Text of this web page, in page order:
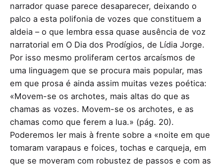
narrador quase parece desaparecer, deixando o
palco a esta polifonia de vozes que constituem a
aldeia – o que lembra essa quase ausência de voz
narratorial em O Dia dos Prodígios, de Lídia Jorge.
Por isso mesmo proliferam certos arcaísmos de
uma linguagem que se procura mais popular, mas
em que prosa é ainda assim muitas vezes poética:
«Movem-se os archotes, mais altas do que as
chamas as vozes. Movem-se os archotes, e as
chamas como que ferem a lua.» (pág. 20).
Poderemos ler mais à frente sobre a «noite em que
tomaram varapaus e foices, tochas e carqueja, em
que se moveram com robustez de passos e com as